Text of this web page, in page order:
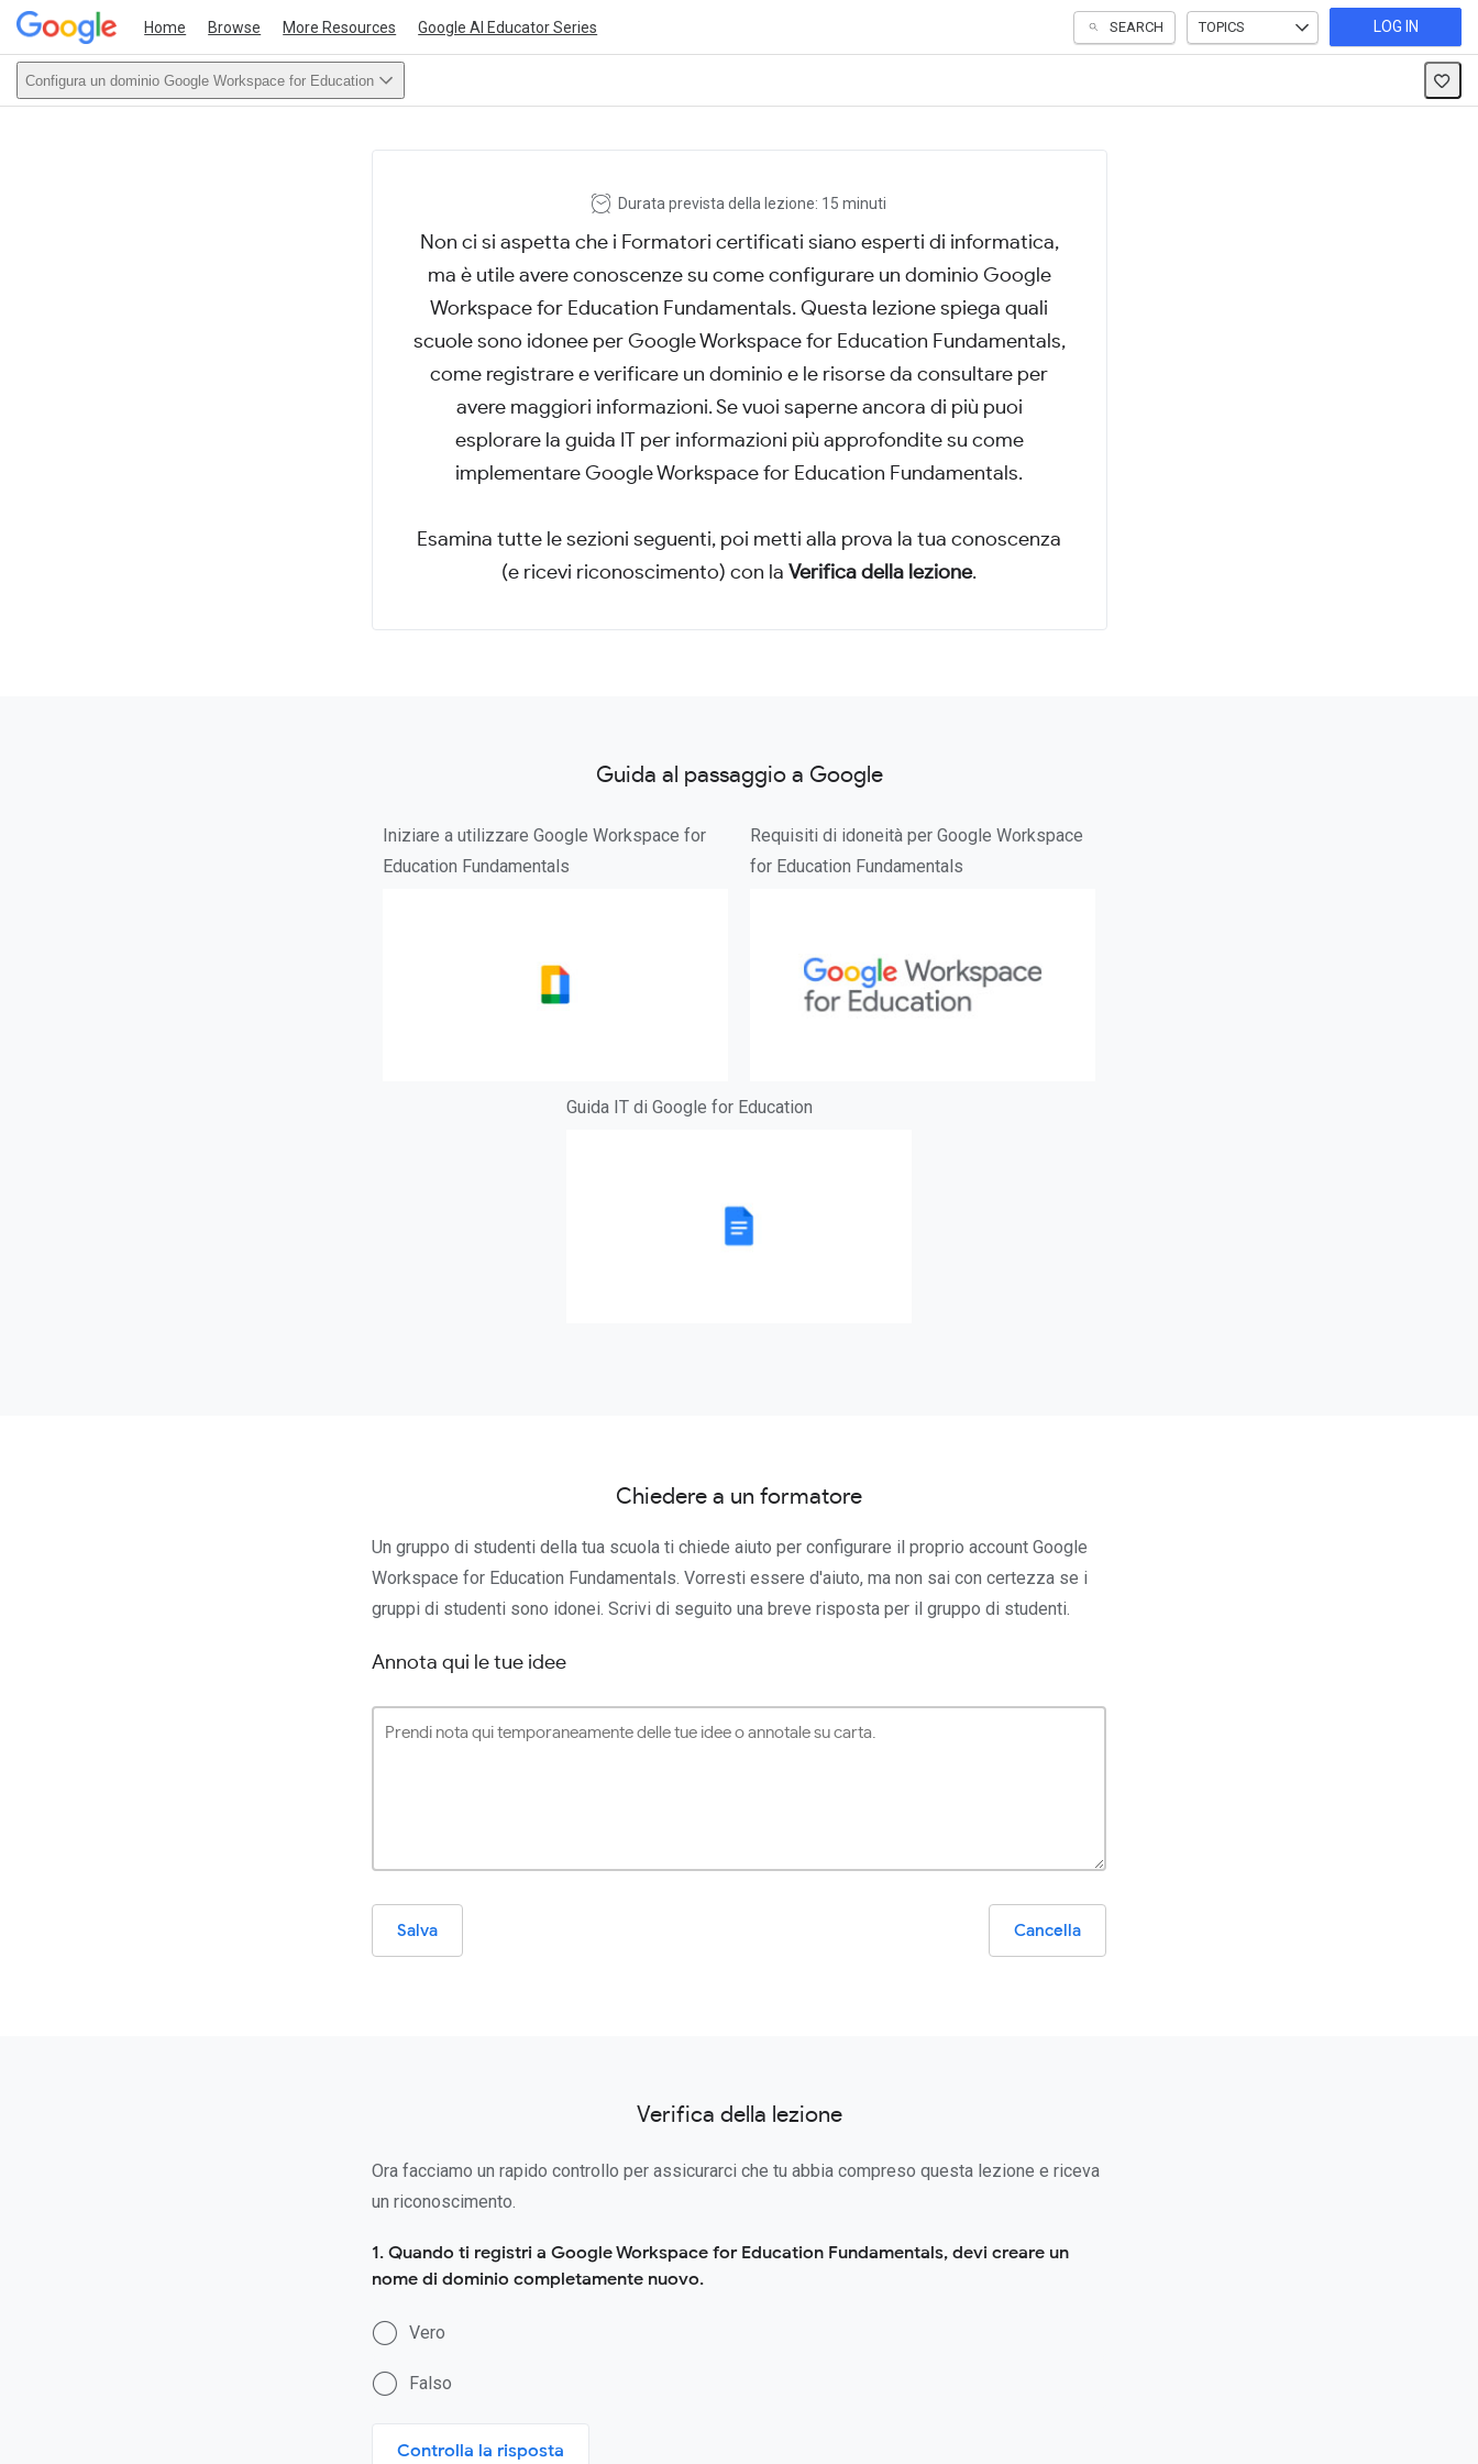
Home Browse More Resources Google AI Educator Series SEARCH TOPICS LOG IN
Configura un dominio Google Workspace for Education
Durata prevista della lezione: 15 minuti
Non ci si aspetta che i Formatori certificati siano esperti di informatica,
ma è utile avere conoscenze su come configurare un dominio Google
Workspace for Education Fundamentals. Questa lezione spiega quali
scuole sono idonee per Google Workspace for Education Fundamentals,
come registrare e verificare un dominio e le risorse da consultare per
avere maggiori informazioni. Se vuoi saperne ancora di più puoi
esplorare la guida IT per informazioni più approfondite su come
implementare Google Workspace for Education Fundamentals.
Esamina tutte le sezioni seguenti, poi metti alla prova la tua conoscenza
(e ricevi riconoscimento) con la Verifica della lezione.
Guida al passaggio a Google
Iniziare a utilizzare Google Workspace for
Education Fundamentals
Requisiti di idoneità per Google Workspace
for Education Fundamentals
Guida IT di Google for Education
Chiedere a un formatore
Un gruppo di studenti della tua scuola ti chiede aiuto per configurare il proprio account Google
Workspace for Education Fundamentals. Vorresti essere d'aiuto, ma non sai con certezza se i
gruppi di studenti sono idonei. Scrivi di seguito una breve risposta per il gruppo di studenti.
Annota qui le tue idee
Salva Cancella
Verifica della lezione
Ora facciamo un rapido controllo per assicurarci che tu abbia compreso questa lezione e riceva
un riconoscimento.
1. Quando ti registri a Google Workspace for Education Fundamentals, devi creare un
nome di dominio completamente nuovo.
Vero
Falso
Controlla la risposta